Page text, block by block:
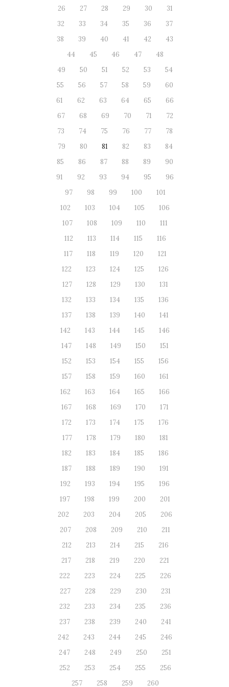
26 27 28 29 30
31
32
33 34 35 36
37
38
39 40 41 42
43
44
45 46 47
48
49
50 51 52 53
54
55
56 57 58 59
60
61
62 63 64 65
66
67
68 69 70 71
72
73
74 75 76 77
78
79
80 81 82 83
84
85
86 87 88 89
90
91
92 93 94 95
96
97
98 99 100
101
102
103 104 105
106
107
108 109 110
111
112
113 114 115
116
117
118 119 120
121
122
123 124 125
126
127
128 129 130
131
132
133 134 135
136
137
138 139 140
141
142
143 144 145
146
147
148 149 150
151
152
153 154 155
156
157
158 159 160
161
162
163 164 165
166
167
168 169 170
171
172
173 174 175
176
177
178 179 180
181
182
183 184 185
186
187
188 189 190
191
192
193 194 195
196
197
198 199 200
201
202
203 204 205
206
207
208 209 210
211
212
213 214 215
216
217
218 219 220
221
222
223 224 225
226
227
228 229 230
231
232
233 234 235
236
237
238 239 240
241
242
243 244 245
246
247
248 249 250
251
252
253 254 255
256
257
258 259 260